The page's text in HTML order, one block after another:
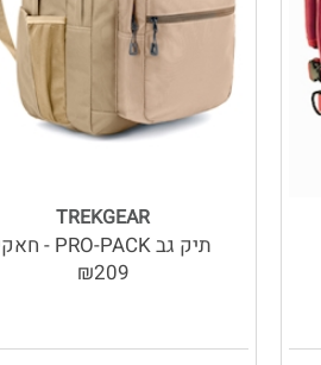
TREKGEAR
תיק גב PRO-PACK - חאקי
₪209